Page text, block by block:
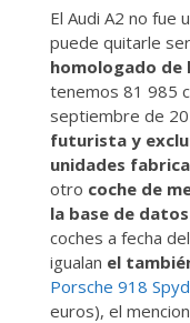
El Audi A2 no fue
puede quitarle
homologado de
tenemos 81 985
septiembre de
futurista y
unidades
otro coche de
la base de
coches a fecha
igualan el
Porsche 918
euros), el